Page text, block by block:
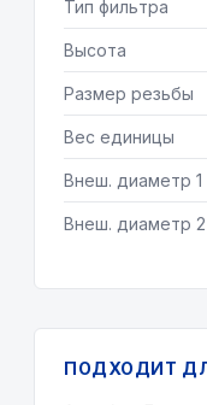
Тип фильтра
Высота
Размер резьбы
Вес единицы
Внеш. диаметр 1
Внеш. диаметр 2
ПОДХОДИТ